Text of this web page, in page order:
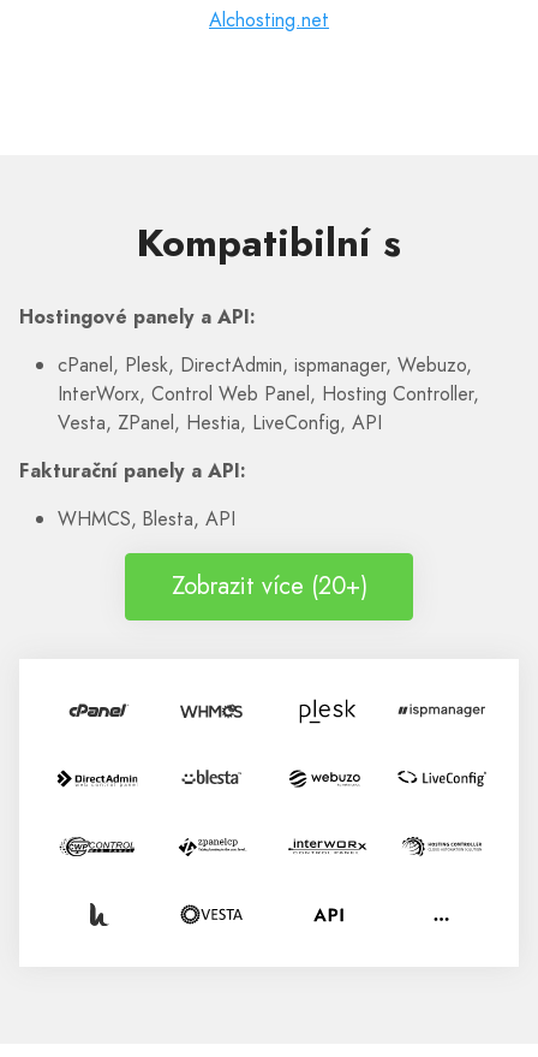
Alchosting.net
Kompatibilní s
Hostingové panely a API:
cPanel, Plesk, DirectAdmin, ispmanager, Webuzo,
InterWorx, Control Web Panel, Hosting Controller,
Vesta, ZPanel, Hestia, LiveConfig, API
Fakturační panely a API:
WHMCS, Blesta, API
Zobrazit více (20+)